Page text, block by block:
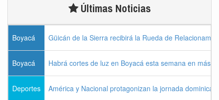
Últimas Noticias
Boyacá Güicán de la Sierra recibirá la Rueda de
Boyacá Habrá cortes de luz en Boyacá esta semana en más
Deportes América y Nacional protagonizan la jornada dominical